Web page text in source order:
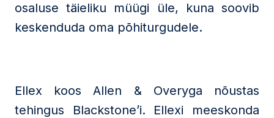
osaluse täieliku müügi üle, kuna soovib
keskenduda oma põhiturgudele.
Ellex koos Allen & Overyga nõustas
tehingus Blackstone’i. Ellexi meeskonda